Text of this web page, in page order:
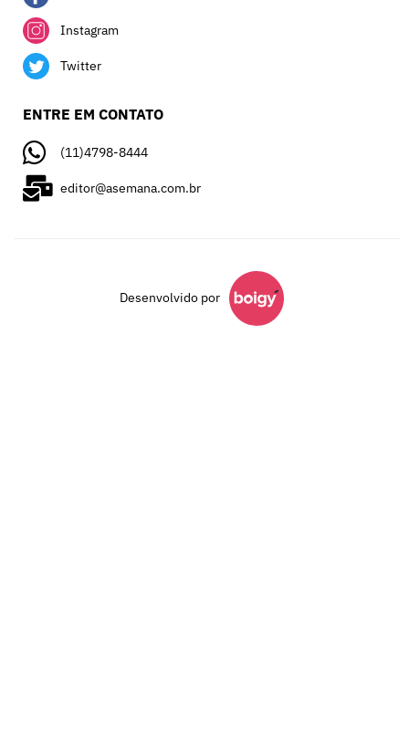
Instagram
Twitter
ENTRE EM CONTATO
(11)4798-8444
editor@asemana.com.br
Desenvolvido por